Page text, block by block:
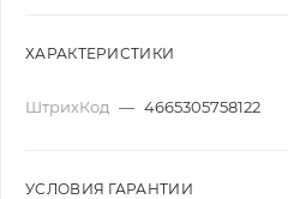
ХАРАКТЕРИСТИКИ
ШтрихКод — 4665305758122
УСЛОВИЯ ГАРАНТИИ